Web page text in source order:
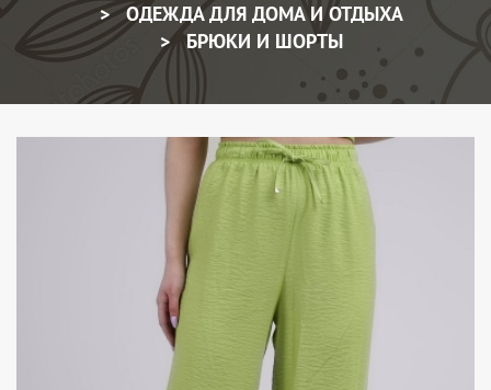
ОДЕЖДА ДЛЯ ДОМА И ОТДЫХА
БРЮКИ И ШОРТЫ